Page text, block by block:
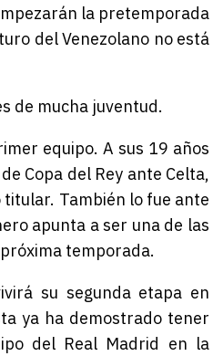
la pretemporada
del Venezolano no está
de mucha juventud.
equipo. A sus 19 años
Copa del Rey ante Celta,
titular. También lo fue ante
apunta a ser una de las
temporada.
su segunda etapa en
ya ha demostrado tener
del Real Madrid en la